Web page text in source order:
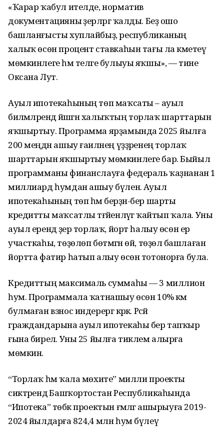
«Ҡарар ҡабул ителде, норматив
документацияны әҙерләргә ҡалды. Беҙ ошо
башланғысты хуплайбыҙ, республиканың
халыҡ өсөн процент ставкаһын тағы ла кәметеү
мөмкинлеге һәм теләге булыуы яҡшы», — тине
Оксана Лут.
Ауыл ипотекаһының төп маҡсаты – ауыл
биләмәләрендә йәшәгән халыҡтың торлаҡ шарттарын
яҡшыртыу. Программа ярҙамында 2025 йылға
200 меңдән ашыу ғаиләнең үҙҙәренең торлаҡ
шарттарын яҡшыртыу мөмкинлеге бар. Быйыл
программаны финанслауға федераль ҡаҙнанан 1
миллиард һумдан ашыу бүленә. Ауыл
ипотекаһының төп һәм берҙән-бер шарты
кредитты маҡсатлы тәғәйенләүгә ҡайтып ҡала. Уны
ауыл ерендә әҙер торлаҡ, йорт һалыу өсөн ер
участкаһы, төҙөлөп бөтмәгән өй, төҙөлә башлаған
йортта фатир һатып алыу өсөн тотонорға була.
Кредиттың максималь суммаһы — 3 миллион
һум. Программала ҡатнашыу өсөн 10% кәм
булмаған взнос индерергә кәрәк. Рәсәй
граждандарына ауыл ипотекаһы бер тапҡыр
ғына бирелә. Уны 25 йылға тиклем алырға
мөмкин.
“Торлаҡ һәм ҡала мөхите” милли проекты
сиктәрендә Башҡортостан Республикаһында
“Ипотека” төбәк проектын ғәмәлгә ашырыуға 2019-
2024 йылдарға 824,4 млн һум бүлеү